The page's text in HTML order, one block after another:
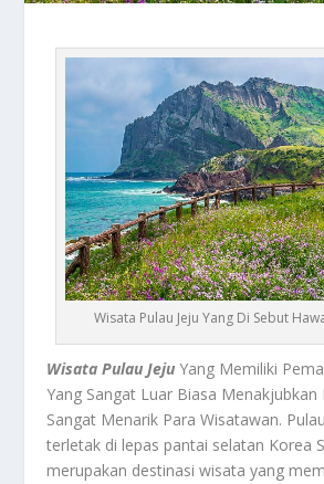
Wisata Pulau Jeju Yang Di Sebut
Wisata Pulau Jeju Yang Memiliki
Yang Sangat Luar Biasa Menakjubkan
Sangat Menarik Para Wisatawan.
terletak di lepas pantai selatan Korea
merupakan destinasi wisata yang